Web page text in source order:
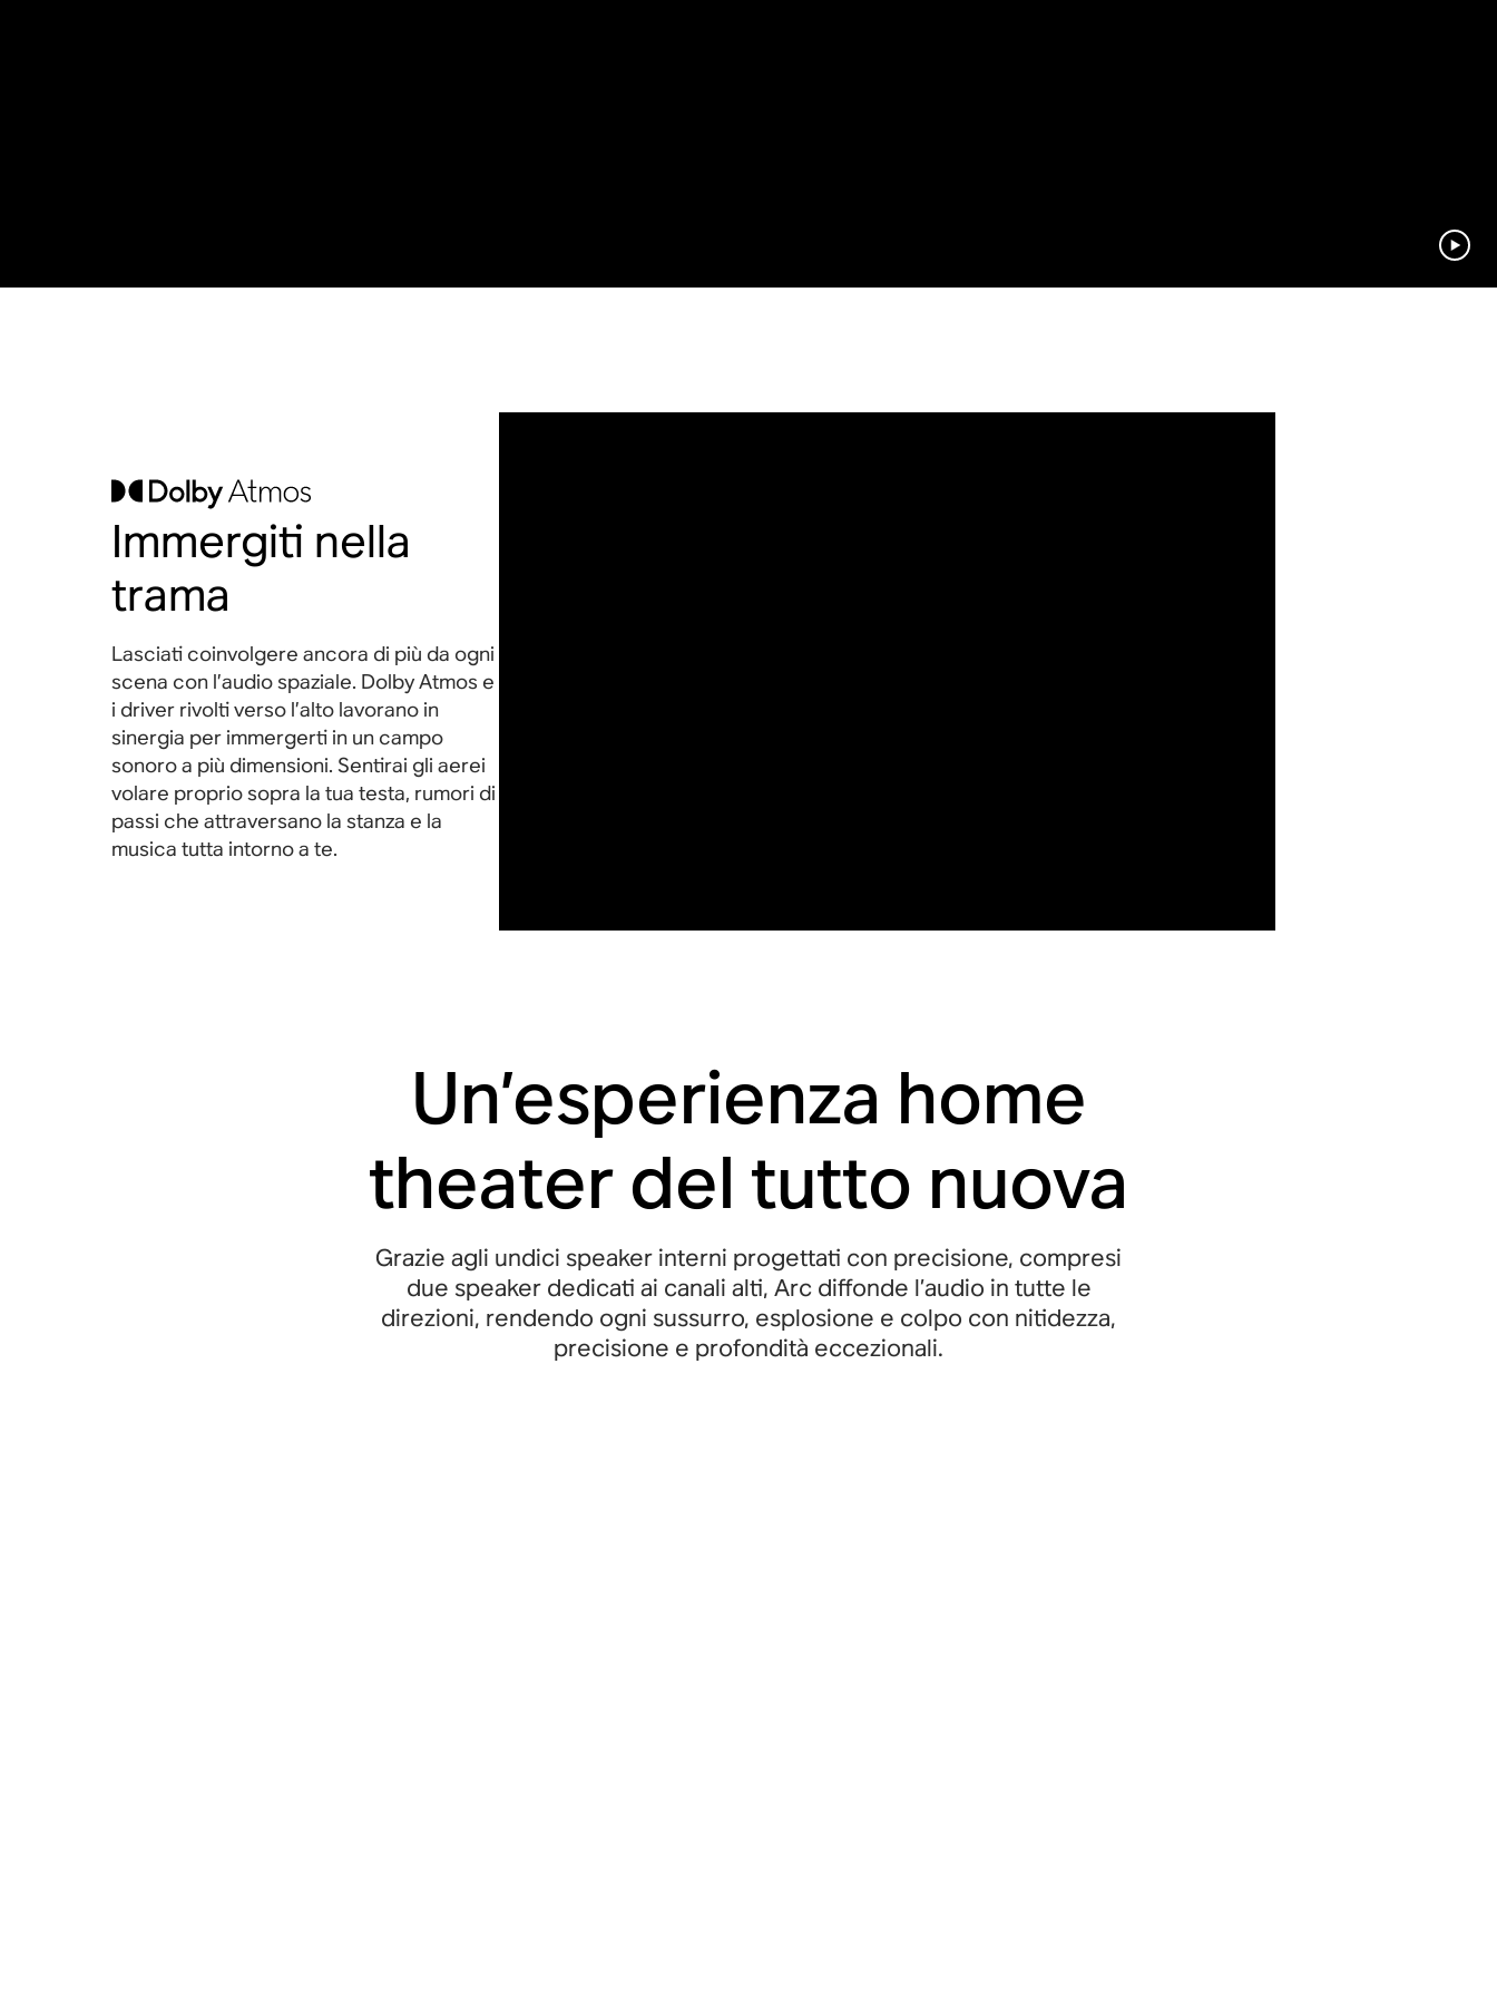
Immergiti nella
trama
Lasciati coinvolgere ancora di più da ogni
scena con l’audio spaziale. Dolby Atmos e
i driver rivolti verso l’alto lavorano in
sinergia per immergerti in un campo
sonoro a più dimensioni. Sentirai gli aerei
volare proprio sopra la tua testa, rumori di
passi che attraversano la stanza e la
musica tutta intorno a te.
Un’esperienza home
theater del tutto nuova
Grazie agli undici speaker interni progettati con precisione, compresi
due speaker dedicati ai canali alti, Arc diffonde l’audio in tutte le
direzioni, rendendo ogni sussurro, esplosione e colpo con nitidezza,
precisione e profondità eccezionali.